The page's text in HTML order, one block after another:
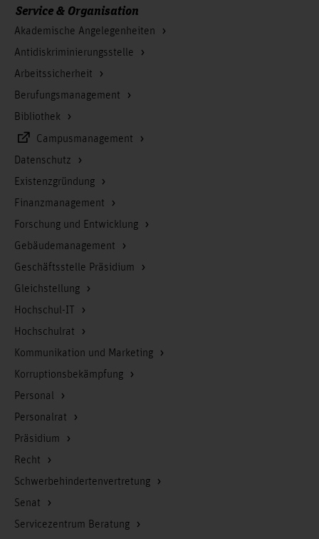
Service & Organisation
Akademische Angelegenheiten
Antidiskriminierungsstelle
Arbeitssicherheit
Berufungsmanagement
Bibliothek
Campusmanagement
Datenschutz
Existenzgründung
Finanzmanagement
Forschung und Entwicklung
Gebäudemanagement
Geschäftsstelle Präsidium
Gleichstellung
Hochschul-IT
Hochschulrat
Kommunikation und Marketing
Korruptionsbekämpfung
Personal
Personalrat
Präsidium
Recht
Schwerbehindertenvertretung
Senat
Servicezentrum Beratung